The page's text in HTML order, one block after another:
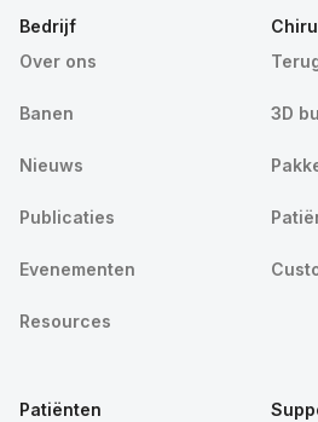
Bedrijf
Over ons
Banen
Nieuws
Publicaties
Evenementen
Resources
3D
Patiënten